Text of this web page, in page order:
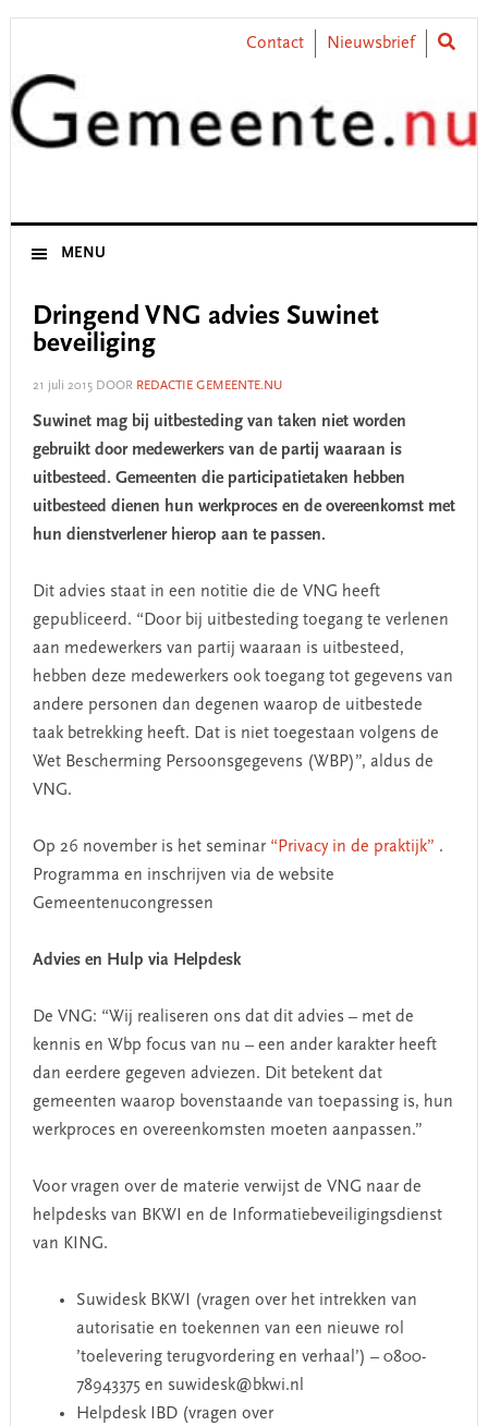
Skip
primary
navigation
Skip
content
Skip
primary
sidebar
Skip
footer
Contact Nieuwsbrief
MENU
Dringend VNG advies Suwinet
beveiliging
21 juli 2015DOOR REDACTIE GEMEENTE.NU
Suwinet mag bij uitbesteding van taken niet worden
gebruikt door medewerkers van de partij waaraan is
uitbesteed. Gemeenten die participatietaken hebben
uitbesteed dienen hun werkproces en de overeenkomst met
hun dienstverlener hierop aan te passen.
Dit advies staat in een notitie die de VNG heeft
gepubliceerd. “Door bij uitbesteding toegang te verlenen
aan medewerkers van partij waaraan is uitbesteed,
hebben deze medewerkers ook toegang tot gegevens van
andere personen dan degenen waarop de uitbestede
taak betrekking heeft. Dat is niet toegestaan volgens de
Wet Bescherming Persoonsgegevens (WBP)”, aldus de
VNG.
Op 26 november is het seminar “Privacy in de praktijk” .
Programma en inschrijven via de website
Gemeentenucongressen
Advies en Hulp via Helpdesk
De VNG: “Wij realiseren ons dat dit advies – met de
kennis en Wbp focus van nu – een ander karakter heeft
dan eerdere gegeven adviezen. Dit betekent dat
gemeenten waarop bovenstaande van toepassing is, hun
werkproces en overeenkomsten moeten aanpassen.”
Voor vragen over de materie verwijst de VNG naar de
helpdesks van BKWI en de Informatiebeveiligingsdienst
van KING.
Suwidesk BKWI (vragen over het intrekken van
autorisatie en toekennen van een nieuwe rol
’toelevering terugvordering en verhaal’) – 0800-
78943375 en suwidesk@bkwi.nl
Helpdesk IBD (vragen over